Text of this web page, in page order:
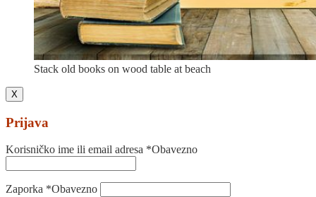
Stack old books on wood table at beach
X
Prijava
Korisničko ime ili email adresa *Obavezno
Zaporka *Obavezno